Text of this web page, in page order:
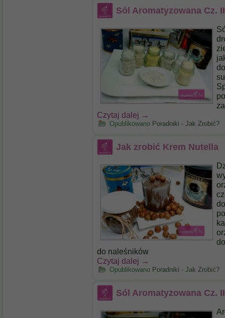
Sól Aromatyzowana Cz.
Czytaj dalej →
Opublikowano Poradniki - Jak Zrobić?
Jak zrobić Krem Nutella
do naleśników
Czytaj dalej →
Opublikowano Poradniki - Jak Zrobić?
Sól Aromatyzowana Cz. II